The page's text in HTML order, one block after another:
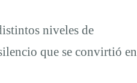
niveles de
que se convirtió en